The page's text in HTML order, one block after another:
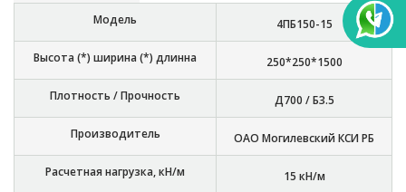
Модель 4ПБ150-15
Высота (*) ширина (*) длинна 250*250*1500
Плотность / Прочность Д700 / Б3.5
Производитель ОАО Могилевский КСИ РБ
Расчетная нагрузка, кН/м 15 кН/м